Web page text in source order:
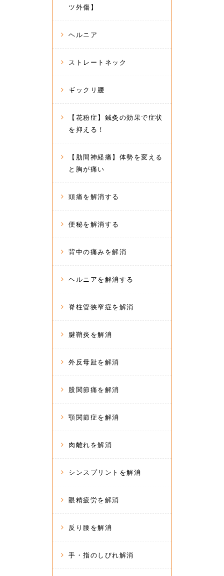
ツ外傷】
ヘルニア
ストレートネック
ギックリ腰
【花粉症】鍼灸の効果で症状
を抑える！
【肋間神経痛】体勢を変える
と胸が痛い
頭痛を解消する
便秘を解消する
背中の痛みを解消
ヘルニアを解消する
脊柱管狭窄症を解消
腱鞘炎を解消
外反母趾を解消
股関節痛を解消
顎関節症を解消
肉離れを解消
シンスプリントを解消
眼精疲労を解消
反り腰を解消
手・指のしびれ解消